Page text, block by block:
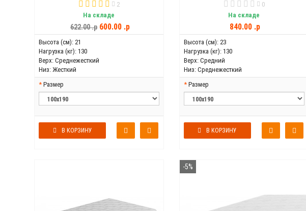
2
На складе
622.00 .p 600.00 .p
Высота (см): 21
Нагрузка (кг): 130
Верх: Среднежесткий
Низ: Жесткий
Размер
В КОРЗИНУ
0
На складе
840.00 .p
Высота (см): 23
Нагрузка (кг): 130
Верх: Средний
Низ: Среднежесткий
Размер
В КОРЗИНУ
-5%